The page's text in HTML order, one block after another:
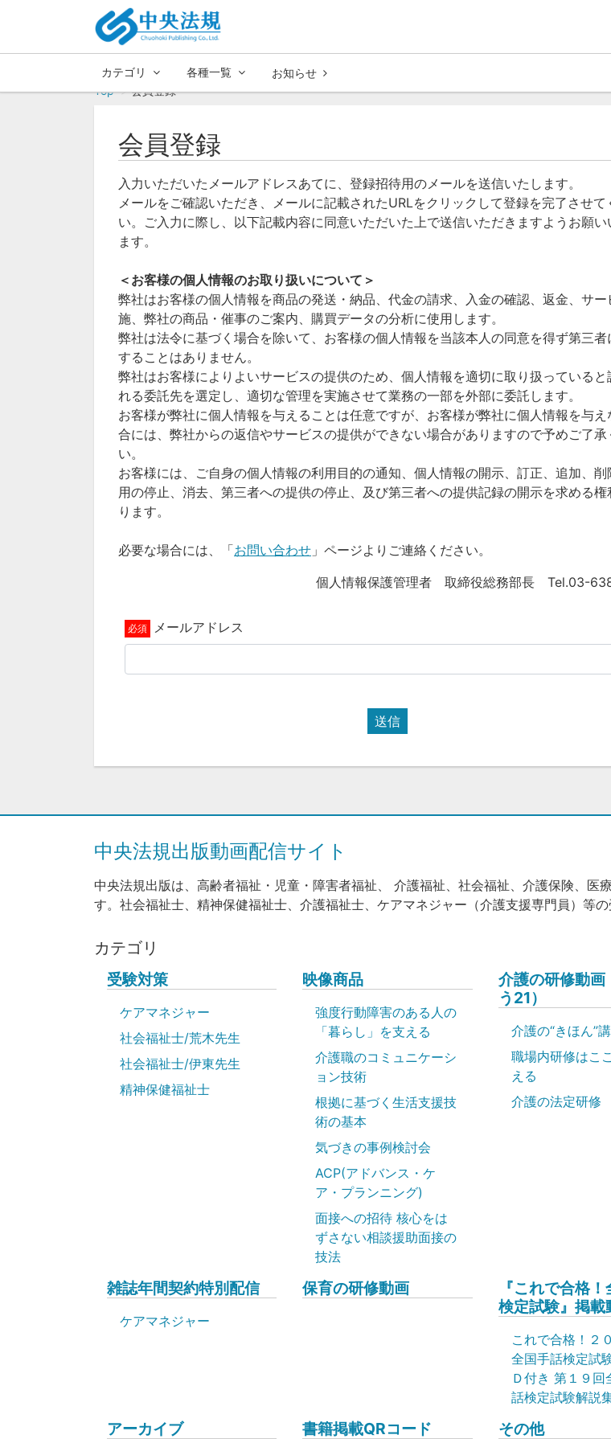
カテゴリ 各種一覧 お知らせ
Top
会員登録
会員登録
入力いただいたメールアドレスあてに、登録招待用のメールを送信いたします。
メールをご確認いただき、メールに記載されたURLをクリックして登録を完了させて
い。ご入力に際し、以下記載内容に同意いただいた上で送信いただきますようお願い
ます。
＜お客様の個人情報のお取り扱いについて＞
弊社はお客様の個人情報を商品の発送・納品、代金の請求、入金の確認、返金、サー
施、弊社の商品・催事のご案内、購買データの分析に使用します。
弊社は法令に基づく場合を除いて、お客様の個人情報を当該本人の同意を得ず第三者
することはありません。
弊社はお客様によりよいサービスの提供のため、個人情報を適切に取り扱っていると
れる委託先を選定し、適切な管理を実施させて業務の一部を外部に委託します。
お客様が弊社に個人情報を与えることは任意ですが、お客様が弊社に個人情報を与え
合には、弊社からの返信やサービスの提供ができない場合がありますので予めご了承
い。
お客様には、ご自身の個人情報の利用目的の通知、個人情報の開示、訂正、追加、削
用の停止、消去、第三者への提供の停止、及び第三者への提供記録の開示を求める権
ります。
必要な場合には、「お問い合わせ 」ページよりご連絡ください。
個人情報保護管理者 取締役総務部長 Tel.03-
メールアドレス
送信
中央法規出版動画配信サイト
中央法規出版は、高齢者福祉・児童・障害者福祉、 介護福祉、社会福祉、介護保険、
す。社会福祉士、精神保健福祉士、介護福祉士、ケアマネジャー（介護支援専門員）等
カテゴリ
受験対策
ケアマネジャー
社会福祉士/荒木先生
社会福祉士/伊東先生
精神保健福祉士
映像商品
強度行動障害のある人の
「暮らし」を支える
介護職のコミュニケーシ
ョン技術
根拠に基づく生活支援技
術の基本
気づきの事例検討会
ACP(アドバンス・ケ
ア・プランニング)
面接への招待 核心をは
ずさない相談援助面接の
技法
介護の研修動画
う21）
介護の“きほん”
職場内研修はこ
える
介護の法定研修
雑誌年間契約特別配信
ケアマネジャー
保育の研修動画
『これで合格
検定試験』掲載
これで合格！２
全国手話検定試
Ｄ付き 第１９回
話検定試験解説
アーカイブ 書籍掲載QRコード その他